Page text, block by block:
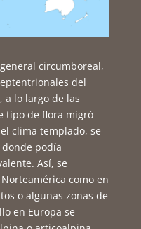
circumboreal,
del
a lo largo de las
tipo de flora migró
clima templado, se
podía
Así, se
como en
o algunas zonas de
en Europa se